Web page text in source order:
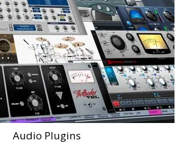
Audio Plugins